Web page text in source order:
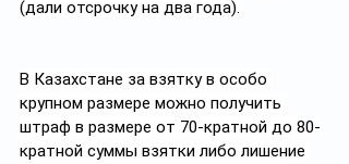
(дали отсрочку на два года).
В Казахстане за взятку в особо
крупном размере можно получить
штраф в размере от 70-кратной до 80-
кратной суммы взятки либо лишение